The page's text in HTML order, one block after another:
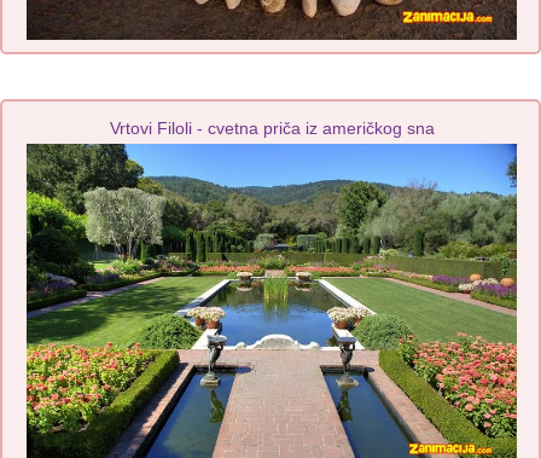
Vrtovi Filoli - cvetna priča iz američkog sna